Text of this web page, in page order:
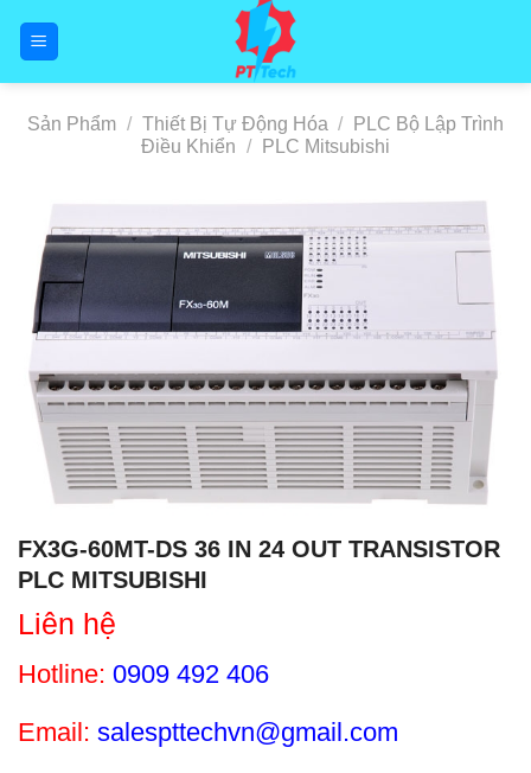
Sản Phẩm / Thiết Bị Tự Động Hóa /
PLC Bộ Lập Trình
Điều Khiển / PLC Mitsubishi
FX3G-60MT-DS 36 IN 24 OUT TRANSISTOR
PLC MITSUBISHI
Liên hệ
Hotline: 0909 492 406
Email: salespttechvn@gmail.com